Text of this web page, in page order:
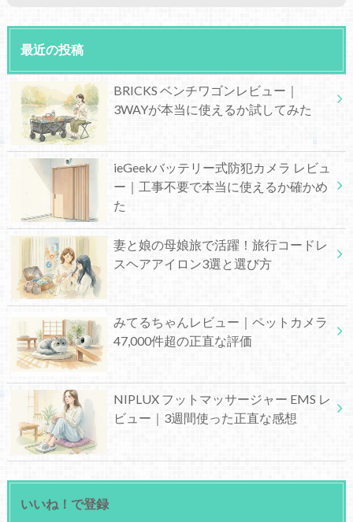
最近の投稿
BRICKS ベンチワゴンレビュー｜
3WAYが本当に使えるか試してみた
ieGeekバッテリー式防犯カメラ レビュ
ー｜工事不要で本当に使えるか確かめ
た
妻と娘の母娘旅で活躍！旅行コードレ
スヘアアイロン3選と選び方
みてるちゃんレビュー｜ペットカメラ
47,000件超の正直な評価
NIPLUX フットマッサージャー EMS レ
ビュー｜3週間使った正直な感想
いいね！で登録